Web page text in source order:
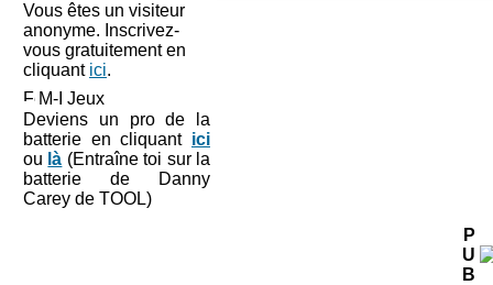
Vous êtes un visiteur
anonyme. Inscrivez-
vous gratuitement en
cliquant ici.
M-I Jeux
Deviens un pro de la
batterie en cliquant ici
ou là (Entraîne toi sur la
batterie de Danny
Carey de TOOL)
P
U
B